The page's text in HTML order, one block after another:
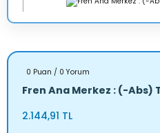
0 Puan / 0 Yorum
Fren Ana Merkez : (-Abs)
2.144,91 TL